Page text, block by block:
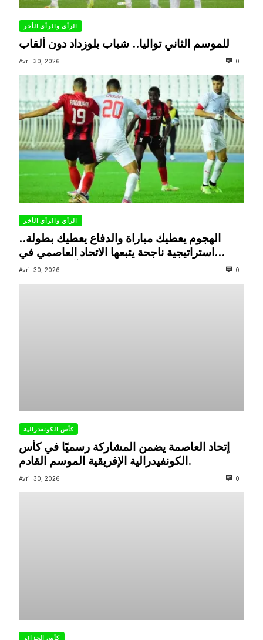
الرأي والرأي الأخر
للموسم الثاني تواليا.. شباب بلوزداد دون ألقاب
Avril 30, 2026 0
الرأي والرأي الأخر
الهجوم يعطيك مباراة والدفاع يعطيك بطولة..
استراتيجية ناجحة يتبعها الاتحاد العاصمي في
تتويجاته آخر السنوات
Avril 30, 2026 0
كأس الكونفدرالية
إتحاد العاصمة يضمن المشاركة رسميًا في كأس
الكونفيدرالية الإفريقية الموسم القادم.
Avril 30, 2026 0
كأس الجزائر